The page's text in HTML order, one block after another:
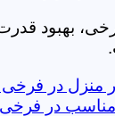
بهبود
منزل در
در فرخی